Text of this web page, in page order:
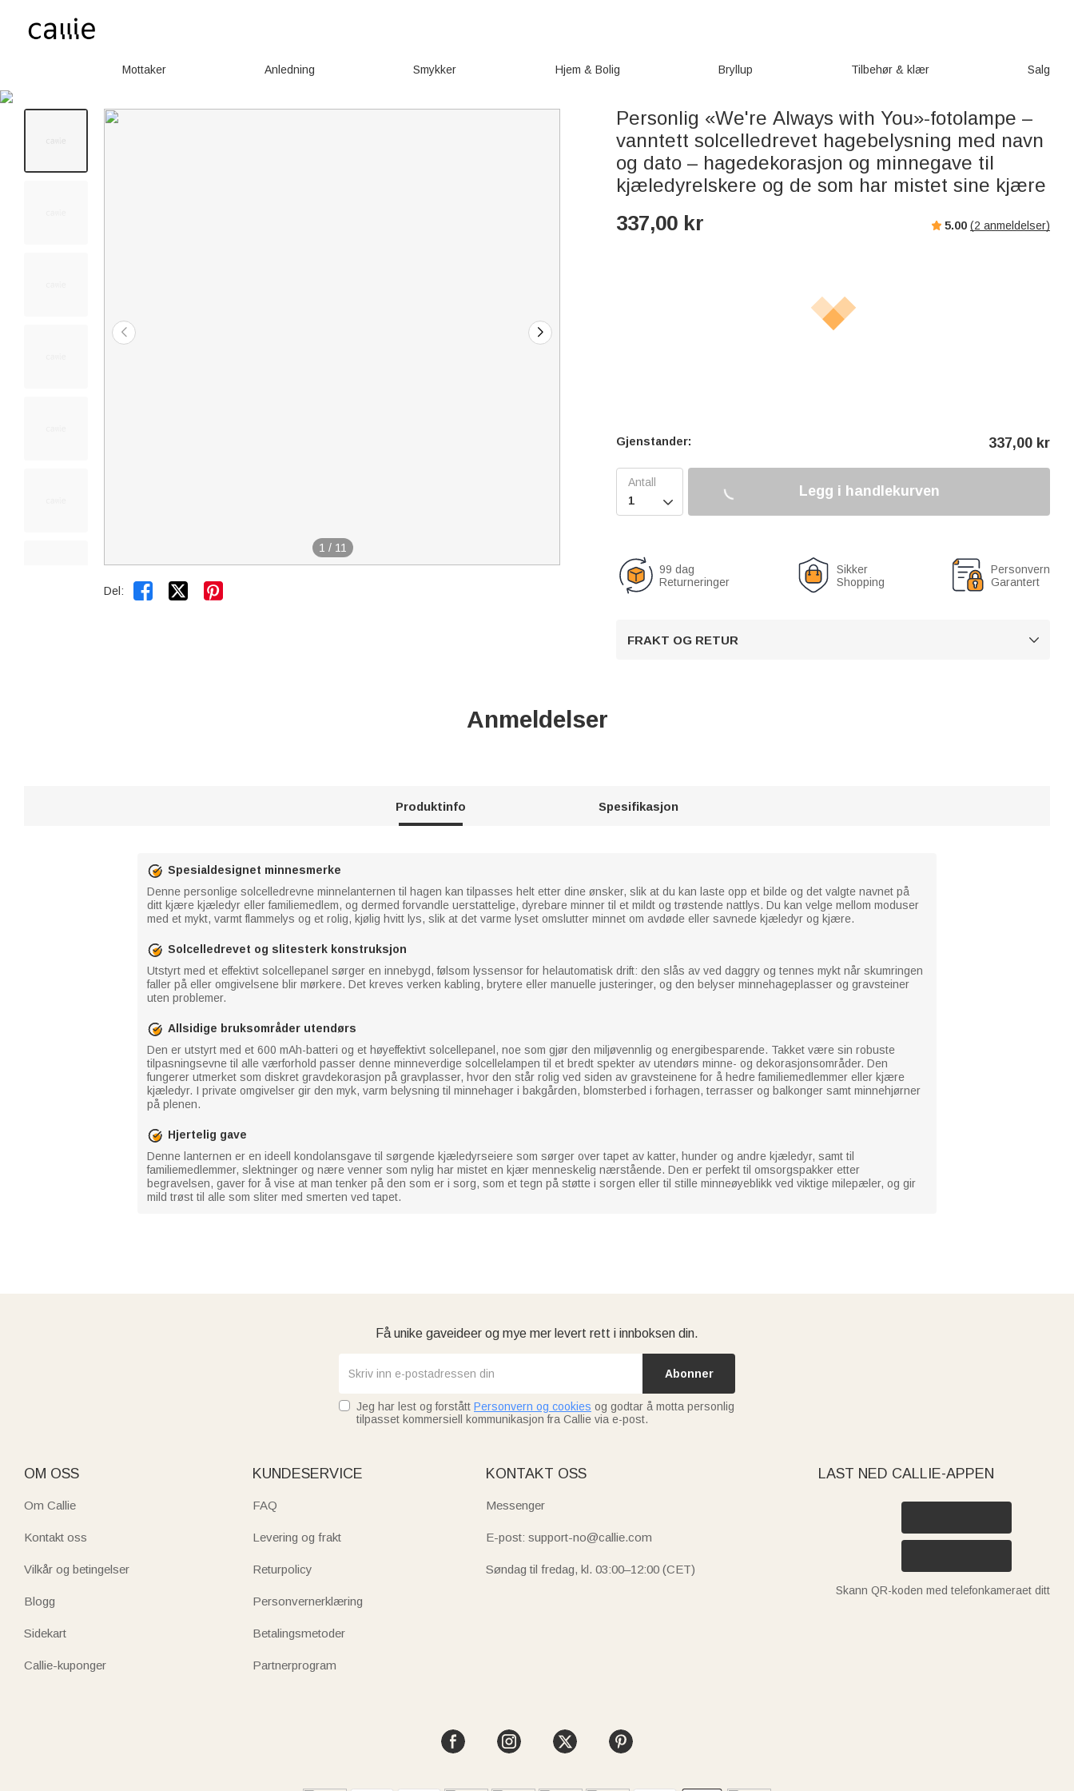
Mottaker Anledning Smykker Hjem & Bolig Bryllup Tilbehør & klær Salg
1 / 11
Del:  
Personlig «We're Always with You»-fotolampe –
vanntett solcelledrevet hagebelysning med navn
og dato – hagedekorasjon og minnegave til
kjæledyrelskere og de som har mistet sine kjære
337,00 kr 5.00 (2 anmeldelser)
Gjenstander: 337,00 kr

Legg i handlekurven
99 dag
Returneringer
Sikker
Shopping
Personvern
Garantert
FRAKT OG RETUR 
Anmeldelser
Produktinfo Spesifikasjon
Spesialdesignet minnesmerke
Denne personlige solcelledrevne minnelanternen til hagen kan tilpasses helt etter dine ønsker, slik at du kan laste opp et bilde og det valgte navnet på
ditt kjære kjæledyr eller familiemedlem, og dermed forvandle uerstattelige, dyrebare minner til et mildt og trøstende nattlys. Du kan velge mellom moduser
med et mykt, varmt flammelys og et rolig, kjølig hvitt lys, slik at det varme lyset omslutter minnet om avdøde eller savnede kjæledyr og kjære.
Solcelledrevet og slitesterk konstruksjon
Utstyrt med et effektivt solcellepanel sørger en innebygd, følsom lyssensor for helautomatisk drift: den slås av ved daggry og tennes mykt når skumringen
faller på eller omgivelsene blir mørkere. Det kreves verken kabling, brytere eller manuelle justeringer, og den belyser minnehageplasser og gravsteiner
uten problemer.
Allsidige bruksområder utendørs
Den er utstyrt med et 600 mAh-batteri og et høyeffektivt solcellepanel, noe som gjør den miljøvennlig og energibesparende. Takket være sin robuste
tilpasningsevne til alle værforhold passer denne minneverdige solcellelampen til et bredt spekter av utendørs minne- og dekorasjonsområder. Den
fungerer utmerket som diskret gravdekorasjon på gravplasser, hvor den står rolig ved siden av gravsteinene for å hedre familiemedlemmer eller kjære
kjæledyr. I private omgivelser gir den myk, varm belysning til minnehager i bakgården, blomsterbed i forhagen, terrasser og balkonger samt minnehjørner
på plenen.
Hjertelig gave
Denne lanternen er en ideell kondolansgave til sørgende kjæledyrseiere som sørger over tapet av katter, hunder og andre kjæledyr, samt til
familiemedlemmer, slektninger og nære venner som nylig har mistet en kjær menneskelig nærstående. Den er perfekt til omsorgspakker etter
begravelsen, gaver for å vise at man tenker på den som er i sorg, som et tegn på støtte i sorgen eller til stille minneøyeblikk ved viktige milepæler, og gir
mild trøst til alle som sliter med smerten ved tapet.
Få unike gaveideer og mye mer levert rett i innboksen din.
Abonner
Jeg har lest og forstått Personvern og cookies og godtar å motta personlig
tilpasset kommersiell kommunikasjon fra Callie via e-post.
OM OSS
Om Callie
Kontakt oss
Vilkår og betingelser
Blogg
Sidekart
Callie-kuponger
KUNDESERVICE
FAQ
Levering og frakt
Returpolicy
Personvernerklæring
Betalingsmetoder
Partnerprogram
KONTAKT OSS
Messenger
E-post: support-no@callie.com
Søndag til fredag, kl. 03:00–12:00 (CET)
LAST NED CALLIE-APPEN
Skann QR-koden med telefonkameraet ditt